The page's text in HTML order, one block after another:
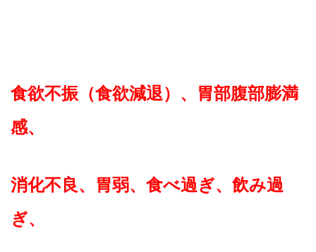
食欲不振（食欲減退）、
胃部腹部膨満
感、
消化不良、胃弱、食べ過ぎ、飲み過
ぎ、